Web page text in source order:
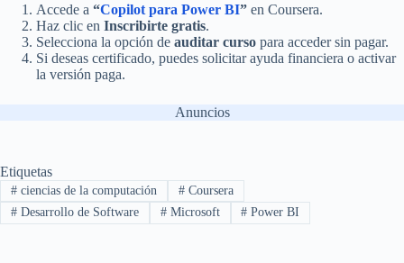
Accede a “Copilot para Power BI” en Coursera.
Haz clic en Inscribirte gratis.
Selecciona la opción de auditar curso para acceder sin pagar.
Si deseas certificado, puedes solicitar ayuda financiera o activar
la versión paga.
Anuncios
Etiquetas
#ciencias de la computación #Coursera
#Desarrollo de Software #Microsoft # Power BI